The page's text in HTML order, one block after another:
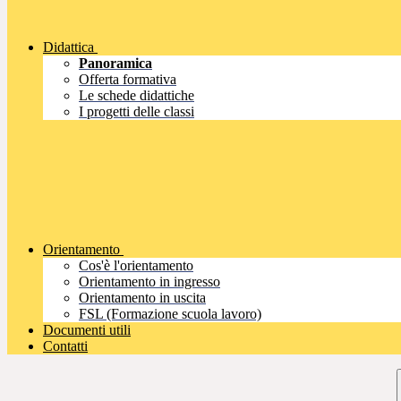
Didattica
Panoramica
Offerta formativa
Le schede didattiche
I progetti delle classi
Orientamento
Cos'è l'orientamento
Orientamento in ingresso
Orientamento in uscita
FSL (Formazione scuola lavoro)
Documenti utili
Contatti